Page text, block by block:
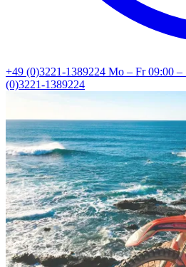
+49 (0)3221-1389224 Mo – Fr 09:00 –
(0)3221-1389224